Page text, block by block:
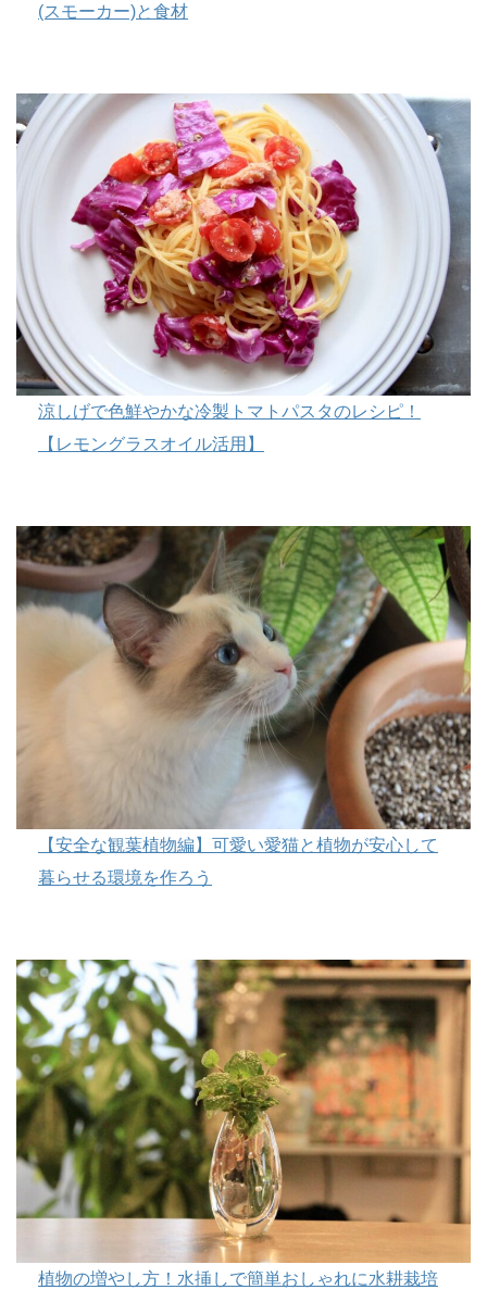
(スモーカー)と食材
涼しげで色鮮やかな冷製トマトパスタのレシピ！
【レモングラスオイル活用】
【安全な観葉植物編】可愛い愛猫と植物が安心して
暮らせる環境を作ろう
植物の増やし方！水挿しで簡単おしゃれに水耕栽培